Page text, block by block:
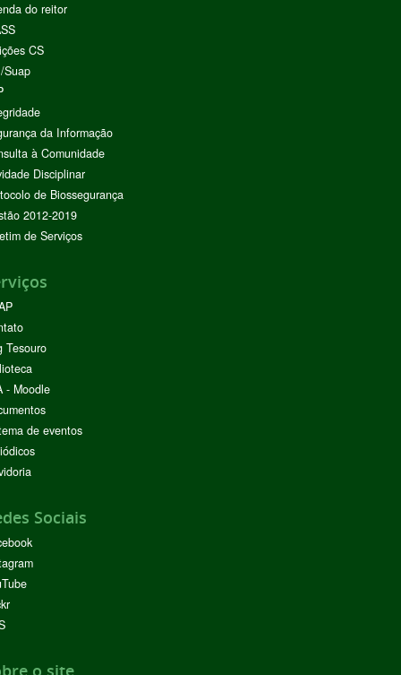
do reitor
CS
Suap
da Informação
à Comunidade
Disciplinar
de Biossegurança
2012-2019
de Serviços
Tesouro
- Moodle
de eventos
Sociais